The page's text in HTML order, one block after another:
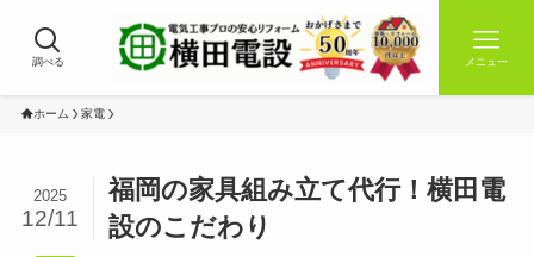
調べる メニュー
ホーム 家電
福岡の家具組み立て代行！横田電
設のこだわり
2025
12/11